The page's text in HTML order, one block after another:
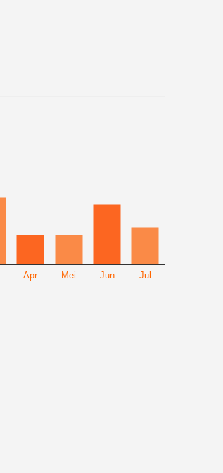
Apr Mei Jun Jul